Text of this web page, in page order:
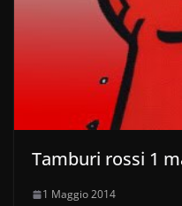
Tamburi rossi 1
1 Maggio 2014